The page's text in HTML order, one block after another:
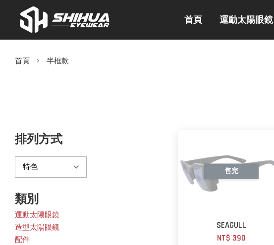
首頁 運動太陽眼鏡
首頁 › 半框款
排列方式
類別
運動太陽眼鏡
造型太陽眼鏡
配件
售完
SEAGULL
NT$ 390